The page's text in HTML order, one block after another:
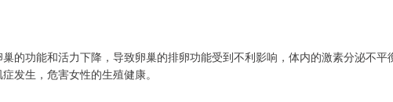
的功能和活力下降，导致卵巢的排卵功能受到不利影响，体内的激素分泌不平
发生，危害女性的生殖健康。